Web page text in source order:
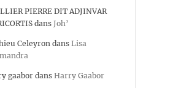
PIERRE DIT ADJINVAR
dans Joh’
Celeyrondans Lisa
gaabordans Harry Gaabor